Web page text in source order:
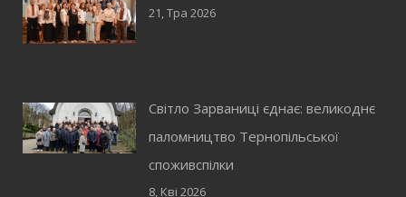
21, Тра 2026
Світло Зарваниці єднає: великоднє
паломництво Тернопільської
споживспілки
8, Кві 2026